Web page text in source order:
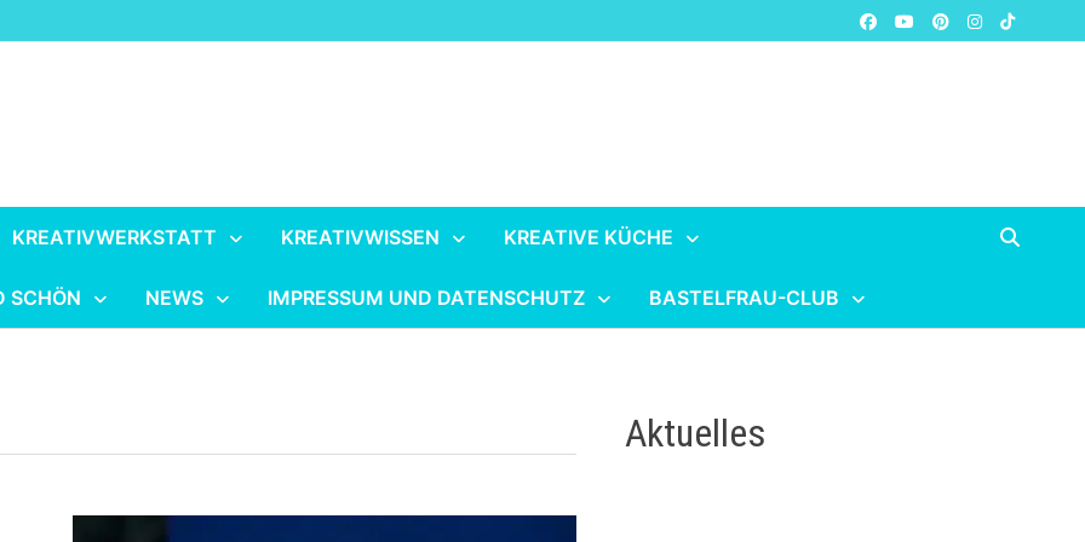
KREATIVWERKSTATT KREATIVWISSEN KREATIVE KÜCHE
SCHÖN NEWS IMPRESSUM UND DATENSCHUTZ BASTELFRAU-CLUB
Aktuelles